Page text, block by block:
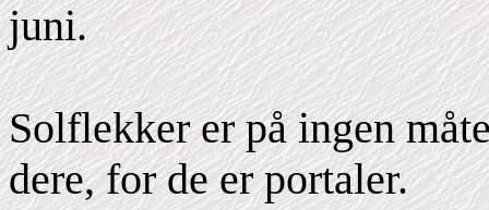
juni.
Solflekker er på ingen
dere, for de er portaler.